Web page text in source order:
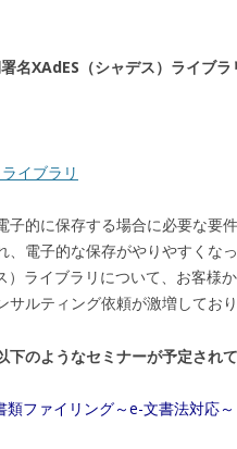
名XAdES（シャデス）ライブ
イブラリ
子的に保存する場合に必要な要
、電子的な保存がやりやすくな
）ライブラリについて、お客様
ルティング依頼が激増しており
のようなセミナーが予定されて
ファイリング～e-文書法対応～